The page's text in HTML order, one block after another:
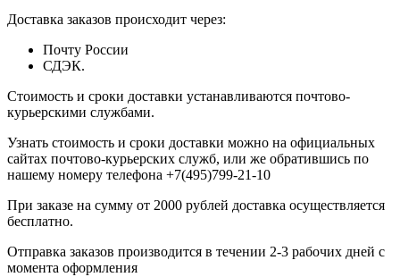
Доставка заказов происходит через:
Почту России
СДЭК.
Стоимость и сроки доставки устанавливаются почтово-
курьерскими службами.
Узнать стоимость и сроки доставки можно на официальных
сайтах почтово-курьерских служб, или же обратившись по
нашему номеру телефона +7(495)799-21-10
При заказе на сумму от 2000 рублей доставка осуществляется
бесплатно.
Отправка заказов производится в течении 2-3 рабочих дней с
момента оформления